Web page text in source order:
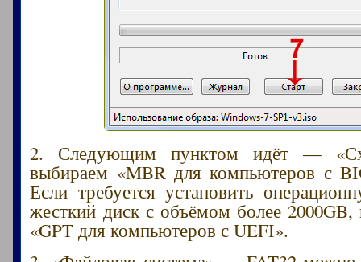
2. Следующим пунктом идёт —
выбираем «MBR для компьютеров с
Если требуется установить
жесткий диск с объёмом более
«GPT для компьютеров с UEFI».